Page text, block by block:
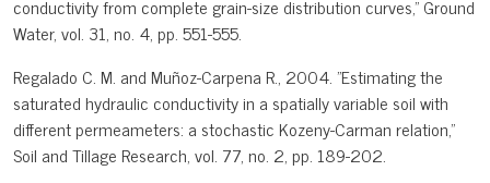
conductivity from complete grain-size distribution curves," Ground
Water, vol. 31, no. 4, pp. 551-555.
Regalado C. M. and Muñoz-Carpena R., 2004. "Estimating the
saturated hydraulic conductivity in a spatially variable soil with
different permeameters: a stochastic Kozeny-Carman relation,"
Soil and Tillage Research, vol. 77, no. 2, pp. 189-202.